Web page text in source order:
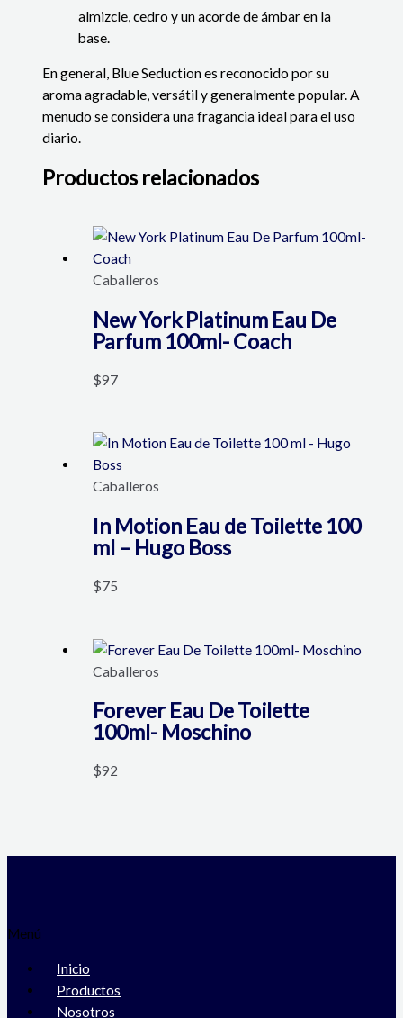
almizcle, cedro y un acorde de ámbar en la
base.
En general, Blue Seduction es reconocido por su
aroma agradable, versátil y generalmente popular. A
menudo se considera una fragancia ideal para el uso
diario.
Productos relacionados
Caballeros
New York Platinum Eau De
Parfum 100ml- Coach
$97
Caballeros
In Motion Eau de Toilette 100
ml – Hugo Boss
$75
Caballeros
Forever Eau De Toilette
100ml- Moschino
$92
Menú
Inicio
Productos
Nosotros